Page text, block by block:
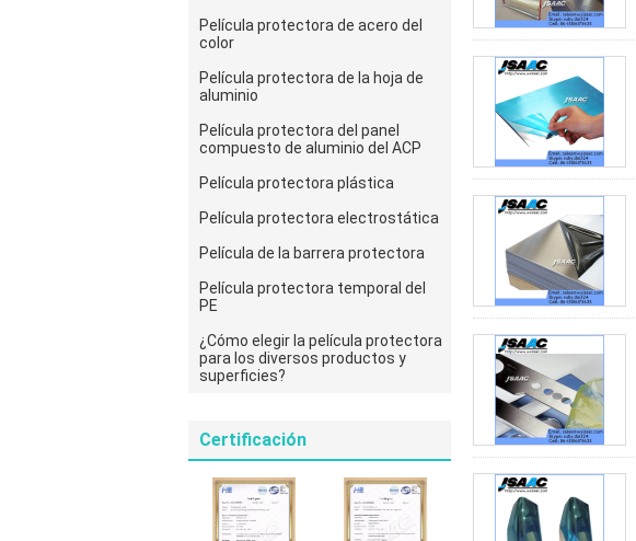
Película protectora de acero del
color
Película protectora de la hoja de
aluminio
Película protectora del panel
compuesto de aluminio del ACP
Película protectora plástica
Película protectora electrostática
Película de la barrera protectora
Película protectora temporal del
PE
¿Cómo elegir la película protectora
para los diversos productos y
superficies?
Certificación